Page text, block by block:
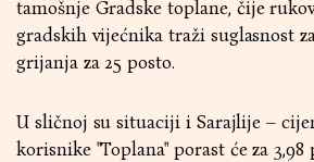
tamošnje Gradske toplane, čije
gradskih vijećnika traži suglasnost
grijanja za 25 posto.
U sličnoj su situaciji i Sarajlije –
korisnike "Toplana" porast će za 3,98